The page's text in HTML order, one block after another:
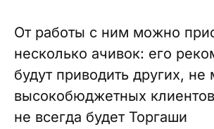
От работы с ним можно
несколько ачивок: его
будут приводить других, не
высокобюджетных
не всегда будет Торгаши